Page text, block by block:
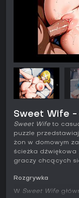
Sweet Wife -
Sweet Wife to
puzzle
żon w domowym
ścieżka
graczy chcących
Rozgrywka
W Sweet Wife